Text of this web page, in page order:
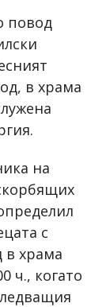
повод
в храма
на
с
в храма
ч., когато